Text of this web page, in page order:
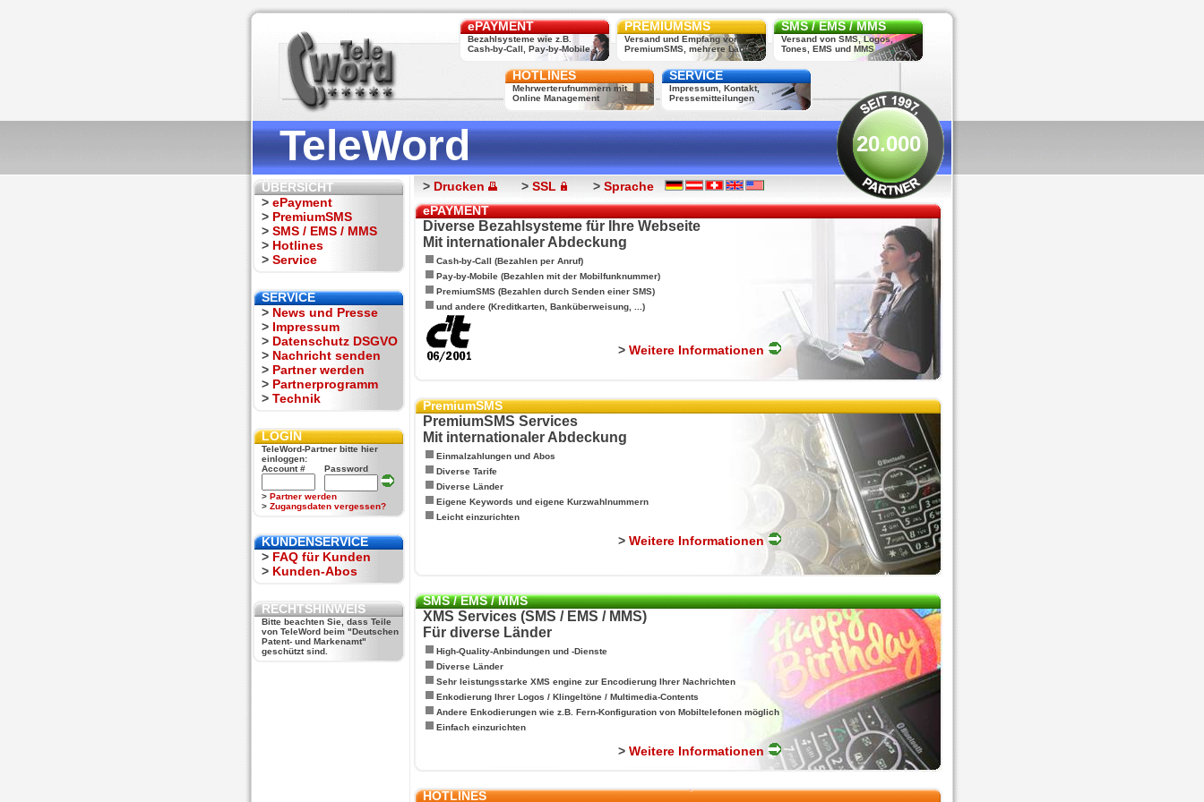
ePAYMENT
Bezahlsysteme wie z.B.
Cash-by-Call, Pay-by-Mobile, ...
PREMIUMSMS
Versand und Empfang von
PremiumSMS, mehrere Länder
SMS / EMS / MMS
Versand von SMS, Logos,
Tones, EMS und MMS
HOTLINES
Mehrwerterufnummern mit
Online Management
SERVICE
Impressum, Kontakt,
Pressemitteilungen
TeleWord 20.000
ÜBERSICHT
> ePayment
> PremiumSMS
> SMS / EMS / MMS
> Hotlines
> Service
SERVICE
> News und Presse
> Impressum
> Datenschutz DSGVO
> Nachricht senden
> Partner werden
> Partnerprogramm
> Technik
LOGIN
TeleWord-Partner bitte hier
einloggen:
Account #
Password
> Partner werden
> Zugangsdaten vergessen?
KUNDENSERVICE
> FAQ für Kunden
> Kunden-Abos
RECHTSHINWEIS
Bitte beachten Sie, dass Teile
von TeleWord beim "Deutschen
Patent- und Markenamt"
geschützt sind.
> Drucken > SSL > Sprache
ePAYMENT
Diverse Bezahlsysteme für Ihre Webseite
Mit internationaler Abdeckung
Cash-by-Call (Bezahlen per Anruf)
Pay-by-Mobile (Bezahlen mit der Mobilfunknummer)
PremiumSMS (Bezahlen durch Senden einer SMS)
und andere (Kreditkarten, Banküberweisung, ...)
> Weitere Informationen
PremiumSMS
PremiumSMS Services
Mit internationaler Abdeckung
Einmalzahlungen und Abos
Diverse Tarife
Diverse Länder
Eigene Keywords und eigene Kurzwahlnummern
Leicht einzurichten
> Weitere Informationen
SMS / EMS / MMS
XMS Services (SMS / EMS / MMS)
Für diverse Länder
High-Quality-Anbindungen und -Dienste
Diverse Länder
Sehr leistungsstarke XMS engine zur Encodierung Ihrer Nachrichten
Enkodierung Ihrer Logos / Klingeltöne / Multimedia-Contents
Andere Enkodierungen wie z.B. Fern-Konfiguration von Mobiltelefonen möglich
Einfach einzurichten
> Weitere Informationen
HOTLINES